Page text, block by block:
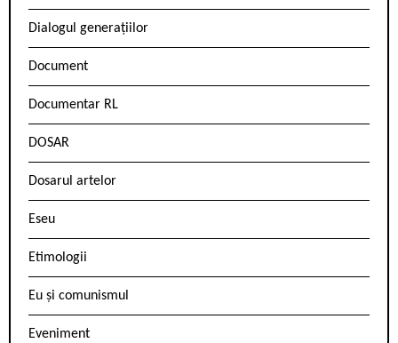
Dialogul generațiilor
Document
Documentar RL
DOSAR
Dosarul artelor
Eseu
Etimologii
Eu și comunismul
Eveniment